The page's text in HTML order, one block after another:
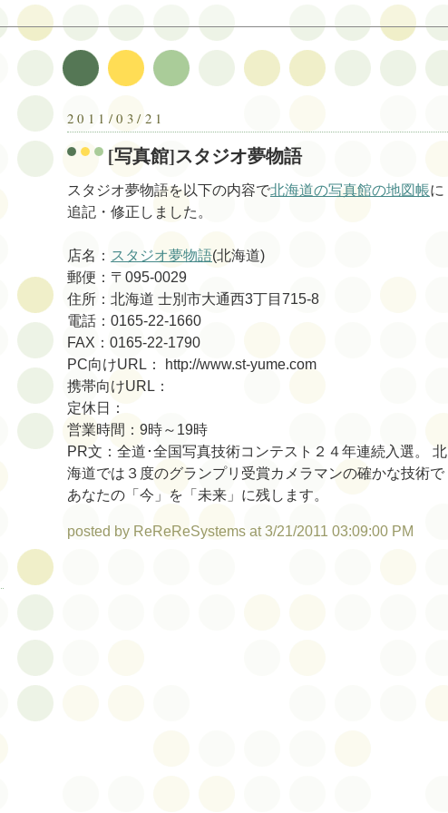
2011/03/21
[写真館]スタジオ夢物語
スタジオ夢物語を以下の内容で北海道の写真館の地図帳に
追記・修正しました。
店名： スタジオ夢物語(北海道)
郵便：〒095-0029
住所：北海道 士別市大通西3丁目715-8
電話：0165-22-1660
FAX：0165-22-1790
PC向けURL： http://www.st-yume.com
携帯向けURL：
定休日：
営業時間：9時～19時
PR文：全道･全国写真技術コンテスト２４年連続入選。 北
海道では３度のグランプリ受賞カメラマンの確かな技術で
あなたの「今」を「未来」に残します。
posted by ReReReSystems at 3/21/2011 03:09:00 PM